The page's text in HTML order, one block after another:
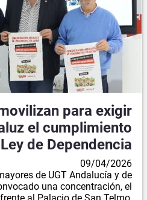
para exigir
el cumplimiento
de Dependencia
09/04/2026
de UGT Andalucía y de
una concentración, el